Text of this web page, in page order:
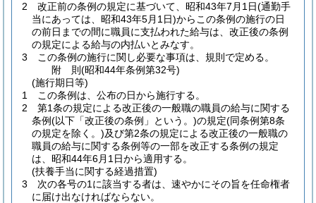
2
改正前の条例の規定に基づいて、昭和43年7月1日(通勤手
当にあっては、昭和43年5月1日)からこの条例の施行の日
の前日までの間に職員に支払われた給与は、改正後の条例
の規定による給与の内払いとみなす。
3
この条例の施行に関し必要な事項は、規則で定める。
附 則(昭和44年条例第32号)
(施行期日等)
1
この条例は、公布の日から施行する。
2
第1条の規定による改正後の一般職の職員の給与に関する
条例(以下「改正後の条例」という。)の規定(同条例第8条
の規定を除く。)及び第2条の規定による改正後の一般職の
職員の給与に関する条例等の一部を改正する条例の規定
は、昭和44年6月1日から適用する。
(扶養手当に関する経過措置)
3
次の各号の1に該当する者は、速やかにその旨を任命権者
に届け出なければならない。